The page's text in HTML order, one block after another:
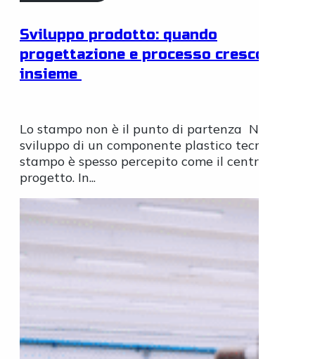
Sviluppo prodotto: quando
progettazione e processo crescono
insieme
Lo stampo non è il punto di partenza Nello
sviluppo di un componente plastico tecnico, lo
stampo è spesso percepito come il centro del
progetto. In...